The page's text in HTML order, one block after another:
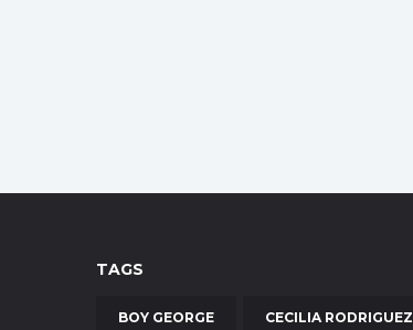
TAGS
BOY GEORGE CECILIA RODRIGUEZ